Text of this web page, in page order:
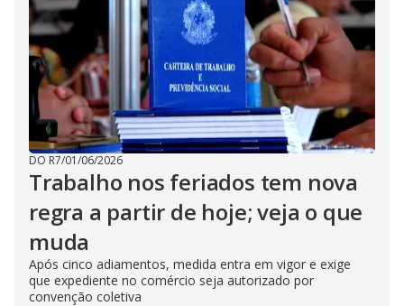
DO R7/01/06/2026
Trabalho nos feriados tem nova
regra a partir de hoje; veja o que
muda
Após cinco adiamentos, medida entra em vigor e exige
que expediente no comércio seja autorizado por
convenção coletiva